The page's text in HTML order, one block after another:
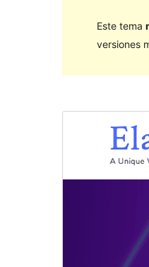
Este tema
versiones